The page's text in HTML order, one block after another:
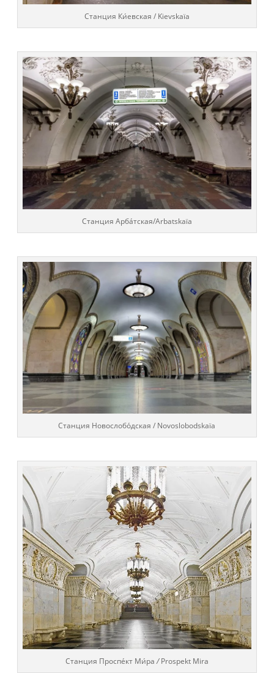
Cтанция Ки́евская / Kievskaïa
Cтанция Арба́тская/Arbatskaïa
Cтанция Новослобо́дская / Novoslobodskaïa
Cтанция Проспе́кт Ми́ра/Prospekt Mira